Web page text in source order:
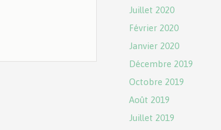
Juillet 2020
Février 2020
Janvier 2020
Décembre 2019
Octobre 2019
Août 2019
Juillet 2019